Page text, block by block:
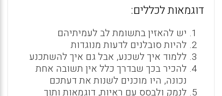
דוגמאות לכללים:
יש להאזין בתשומת לב לעמיתיהם
להיות סובלנים לדעות מנוגדות
ללמוד איך לשכנע, אבל גם איך להשתכנע
להכיר בכך שבדרך כלל אין תשובה אחת
נכונה, היו מוכנים לשנות את דעתכם
לנמק ולבסס עם ראיות, דוגמאות ותוך